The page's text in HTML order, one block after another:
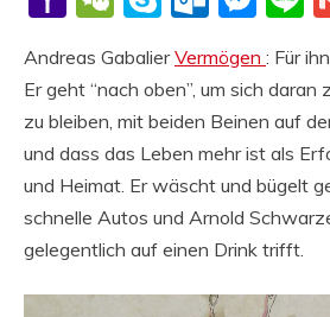
Andreas GabalierVermögen : Für
Er geht “nach oben”, um sich daran
zu bleiben, mit beiden Beinen auf
und dass das Leben mehr ist als
und Heimat. Er wäscht und bügelt
schnelle Autos und Arnold
gelegentlich auf einen Drink trifft.